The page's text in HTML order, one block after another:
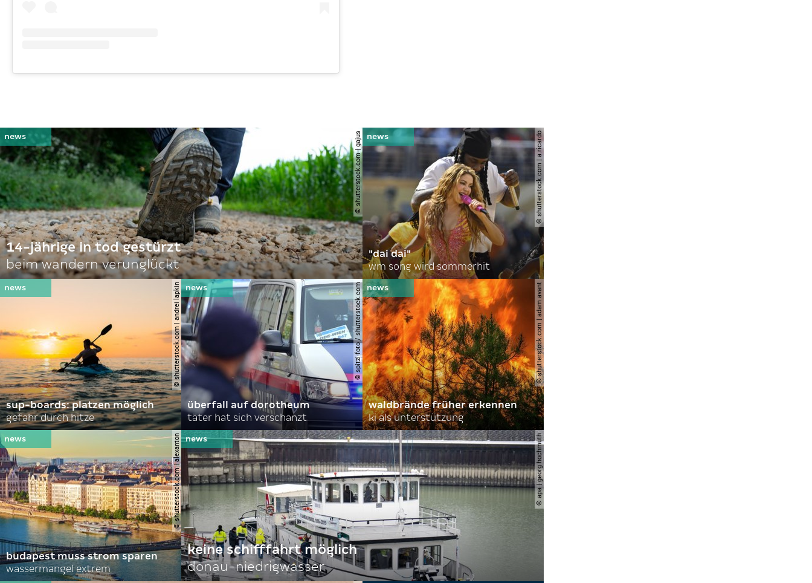
© shutterstock.com | gajus
14-jährige in tod gestürzt
beim wandern verunglückt
© shutterstock.com | a.ricardo
"dai dai"
wm song wird sommerhit
© shutterstock.com | andrei lapkin
sup-boards: platzen möglich
gefahr durch hitze
© spitzi-foto / shutterstock.com
überfall auf dorotheum
täter hat sich verschanzt
© shutterstock.com | adam avant
waldbrände früher erkennen
ki als unterstützung
© shutterstock.com | alexanton
budapest muss strom sparen
wassermangel extrem
© apa | georg hochmuth
keine schifffahrt möglich
donau-niedrigwasser